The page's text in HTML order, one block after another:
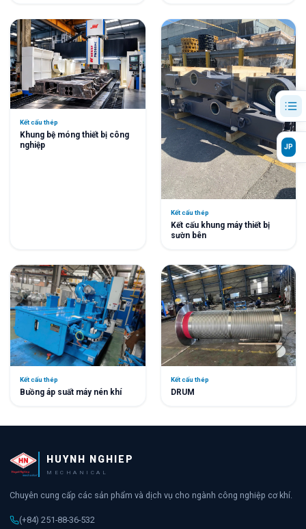
Kết cấu thép
Khung bệ móng thiết bị công
nghiệp
Kết cấu thép
Kết cấu khung máy thiết bị
sườn bên
Kết cấu thép
Buồng áp suất máy nén khí
Kết cấu thép
DRUM
HUYNH NGHIEP
MECHANICAL
Chuyên cung cấp các sản phẩm và dịch vụ cho ngành công nghiệp cơ khí.
(+84) 251-88-36-532
JP